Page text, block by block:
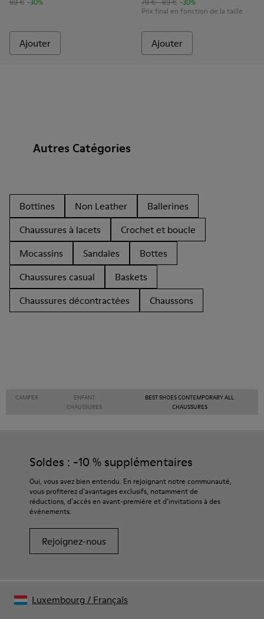
69 € -30%
Ajouter
79 € - 89 € -30%
Prix final en fonction de la taille
Ajouter
Autres Catégories
Bottines Non Leather
Ballerines
Chaussures à lacets
Crochet et boucle
Mocassins
Sandales
Bottes
Chaussures casual
Baskets
Chaussures décontractées
Chaussons
CAMPER
ENFANT
CHAUSSURES
BEST SHOES CONTEMPORARY ALL
CHAUSSURES
Soldes : -10 % supplémentaires
Oui, vous avez bien entendu. En rejoignant notre communauté,
vous profiterez d’avantages exclusifs, notamment de
réductions, d’accès en avant-première et d’invitations à des
événements.
Rejoignez-nous
Luxembourg / Français